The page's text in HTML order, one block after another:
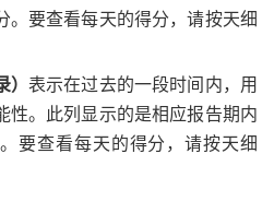
。要查看每天的得分，请按天细
表示在过去的一段时间内，用
性。此列显示的是相应报告期内
要查看每天的得分，请按天细